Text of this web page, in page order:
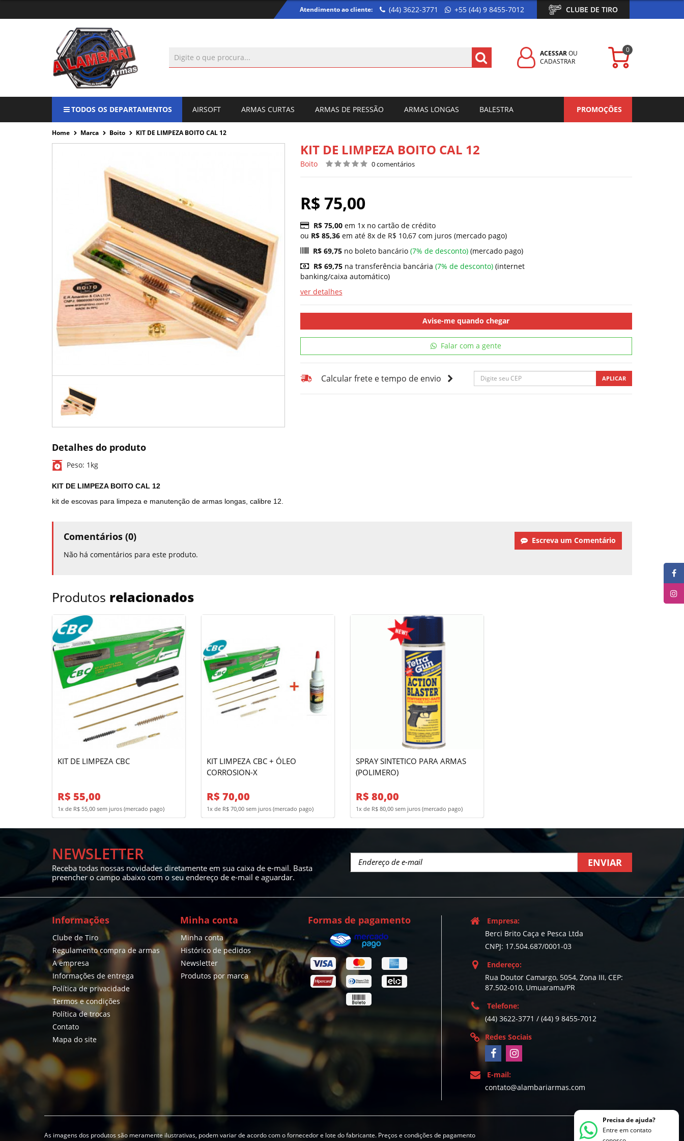
Atendimento ao cliente: (44) 3622-3771 +55 (44) 9 8455-7012 CLUBE DE TIRO
ACESSAROU
CADASTRAR
0
TODOS OS DEPARTAMENTOS AIRSOFT ARMAS CURTAS ARMAS DE PRESSÃO ARMAS LONGAS BALESTRA PROMOÇÕES
Home Marca Boito KIT DE LIMPEZA BOITO CAL 12
KIT DE LIMPEZA BOITO CAL 12
Boito 0 comentários
R$ 75,00
R$ 75,00em 1x no cartão de crédito
ou R$ 85,36em até 8x de R$ 10,67 com juros (mercado pago)
R$ 69,75no boleto bancário (7% de desconto)(mercado pago)
R$ 69,75na transferência bancária (7% de desconto)(internet
banking/caixa automático)
ver detalhes
Avise-me quando chegar
Falar com a gente
Calcular frete e tempo de envio APLICAR
Detalhes do produto
Peso: 1kg
KIT DE LIMPEZA BOITO CAL 12
kit de escovas para limpeza e manutenção de armas longas, calibre 12.
Comentários (0)
Escreva um Comentário
Não há comentários para este produto.
Produtos relacionados
KIT DE LIMPEZA CBC
R$ 55,00
1x de R$ 55,00 sem juros (mercado pago)
KIT LIMPEZA CBC + ÓLEO
CORROSION-X
R$ 70,00
1x de R$ 70,00 sem juros (mercado pago)
SPRAY SINTETICO PARA ARMAS
(POLIMERO)
R$ 80,00
1x de R$ 80,00 sem juros (mercado pago)
NEWSLETTER
Receba todas nossas novidades diretamente em sua caixa de e-mail. Basta
preencher o campo abaixo com o seu endereço de e-mail e aguardar.
ENVIAR
Informações
Clube de Tiro
Regulamento compra de armas
A empresa
Informações de entrega
Política de privacidade
Termos e condições
Política de trocas
Contato
Mapa do site
Minha conta
Minha conta
Histórico de pedidos
Newsletter
Produtos por marca
Formas de pagamento
Empresa:
Berci Brito Caça e Pesca Ltda
CNPJ: 17.504.687/0001-03
Endereço:
Rua Doutor Camargo, 5054, Zona III, CEP:
87.502-010, Umuarama/PR
Telefone:
(44) 3622-3771 / (44) 9 8455-7012
Redes Sociais
E-mail:
contato@alambariarmas.com
As imagens dos produtos são meramente ilustrativas, podem variar de acordo com o fornecedor e lote do fabricante. Preços e condições de pagamento
Precisa de ajuda?
Entre em contato